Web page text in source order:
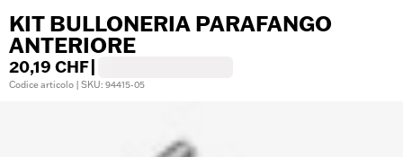
KIT BULLONERIA PARAFANGO
ANTERIORE
20,19 CHF
Codice articolo | SKU: 94415-05